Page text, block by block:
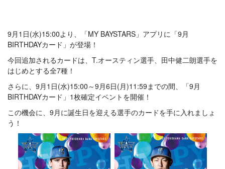
9月1日(水)15:00より、「MY BAYSTARS」アプリに「9月
BIRTHDAYカード」が登場！
今回追加されるカードは、T.オースティン選手、田中健二朗選手を
はじめとする全7種！
さらに、9月1日(水)15:00～9月6日(月)11:59までの間、「9月
BIRTHDAYカード」1枚確定イベントを開催！
この機会に、9月に誕生日を迎える選手のカードを手に入れましょ
う！